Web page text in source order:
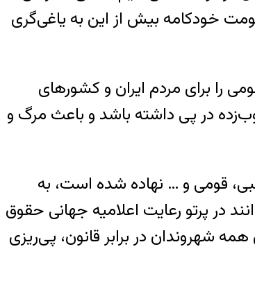
خودکامه بیش از این به یاغی‌گری
را برای مردم ایران و کشورهای
در پی داشته باشد و باعث مرگ و
قومی و … نهاده شده است، به
در پرتو رعایت اعلامیه جهانی حقوق
شهروندان در برابر قانون، پی‌ریزی